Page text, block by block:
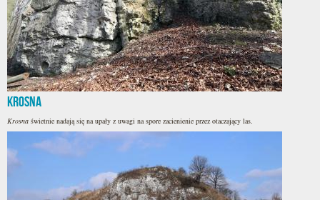
Krosna
Krosna świetnie nadają się na upały z uwagi na spore zacienienie przez otaczający las.